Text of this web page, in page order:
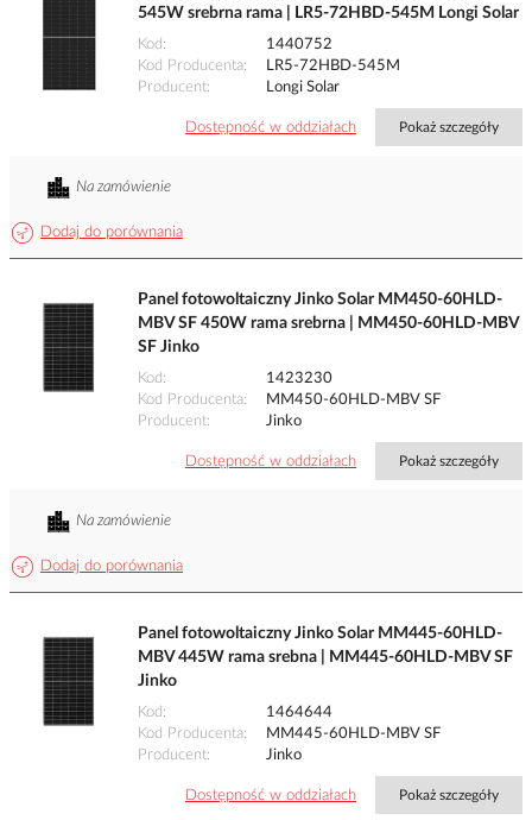
545W srebrna rama | LR5-72HBD-545M Longi Solar
Kod
1440752
Kod Producenta
LR5-72HBD-545M
Producent
Longi Solar
Dostępność w oddziałach Pokaż szczegóły
Dodaj do porównania
Na zamówienie
Panel fotowoltaiczny Jinko Solar MM450-60HLD-
MBV SF 450W rama srebrna | MM450-60HLD-MBV
SF Jinko
Kod
1423230
Kod Producenta
MM450-60HLD-MBV SF
Producent
Jinko
Dostępność w oddziałach Pokaż szczegóły
Dodaj do porównania
Na zamówienie
Panel fotowoltaiczny Jinko Solar MM445-60HLD-
MBV 445W rama srebna | MM445-60HLD-MBV SF
Jinko
Kod
1464644
Kod Producenta
MM445-60HLD-MBV SF
Producent
Jinko
Dostępność w oddziałach Pokaż szczegóły